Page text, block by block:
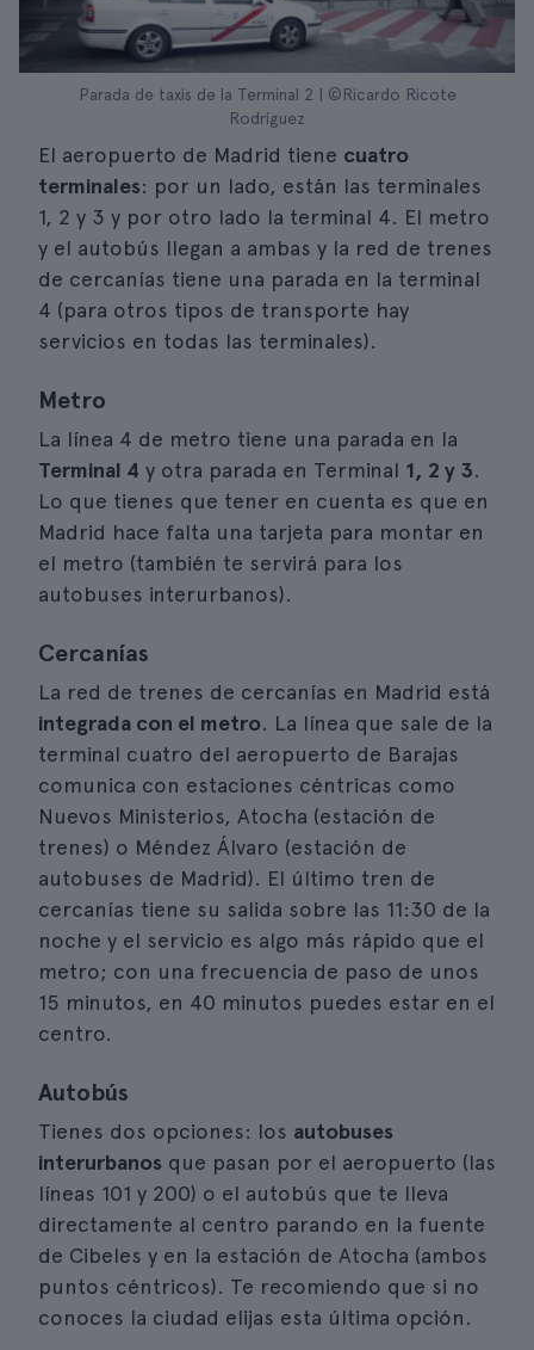
Parada de taxis de la Terminal 2 | ©Ricardo Ricote
Rodríguez
El aeropuerto de Madrid tiene cuatro
terminales: por un lado, están las terminales
1, 2 y 3 y por otro lado la terminal 4. El metro
y el autobús llegan a ambas y la red de trenes
de cercanías tiene una parada en la terminal
4 (para otros tipos de transporte hay
servicios en todas las terminales).
Metro
La línea 4 de metro tiene una parada en la
Terminal 4 y otra parada en Terminal 1, 2 y 3.
Lo que tienes que tener en cuenta es que en
Madrid hace falta una tarjeta para montar en
el metro (también te servirá para los
autobuses interurbanos).
Cercanías
La red de trenes de cercanías en Madrid está
integrada con el metro. La línea que sale de la
terminal cuatro del aeropuerto de Barajas
comunica con estaciones céntricas como
Nuevos Ministerios, Atocha (estación de
trenes) o Méndez Álvaro (estación de
autobuses de Madrid). El último tren de
cercanías tiene su salida sobre las 11:30 de la
noche y el servicio es algo más rápido que el
metro; con una frecuencia de paso de unos
15 minutos, en 40 minutos puedes estar en el
centro.
Autobús
Tienes dos opciones: los autobuses
interurbanos que pasan por el aeropuerto (las
líneas 101 y 200) o el autobús que te lleva
directamente al centro parando en la fuente
de Cibeles y en la estación de Atocha (ambos
puntos céntricos). Te recomiendo que si no
conoces la ciudad elijas esta última opción.